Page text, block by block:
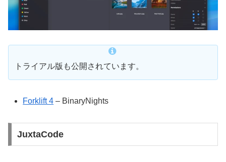
トライアル版も公開されています。
Forklift 4 – BinaryNights
JuxtaCode